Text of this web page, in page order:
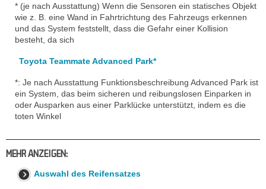
* (je nach Ausstattung) Wenn die Sensoren ein statisches Objekt
wie z. B. eine Wand in Fahrtrichtung des Fahrzeugs erkennen
und das System feststellt, dass die Gefahr einer Kollision
besteht, da sich
Toyota Teammate Advanced Park*
*: Je nach Ausstattung Funktionsbeschreibung Advanced Park ist
ein System, das beim sicheren und reibungslosen Einparken in
oder Ausparken aus einer Parklücke unterstützt, indem es die
toten Winkel
MEHR ANZEIGEN:
Auswahl des Reifensatzes